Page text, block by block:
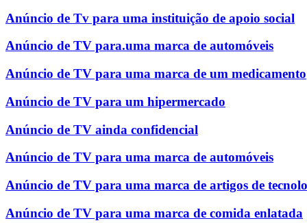
Anúncio de Tv para uma instituição de apoio social
Anúncio de TV para.uma marca de automóveis
Anúncio de TV para uma marca de um medicamento
Anúncio de TV para um hipermercado
Anúncio de TV ainda confidencial
Anúncio de TV para uma marca de automóveis
Anúncio de TV para uma marca de artigos de
Anúncio de TV para uma marca de comida enlatada